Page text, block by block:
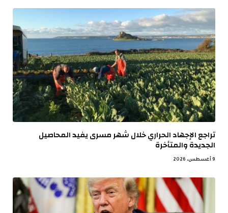
تراجع الإجهاد الحراري خلال شهر مسرى يفيد المحاصيل
الجديدة والمتأخرة
9 أغسطس، 2026